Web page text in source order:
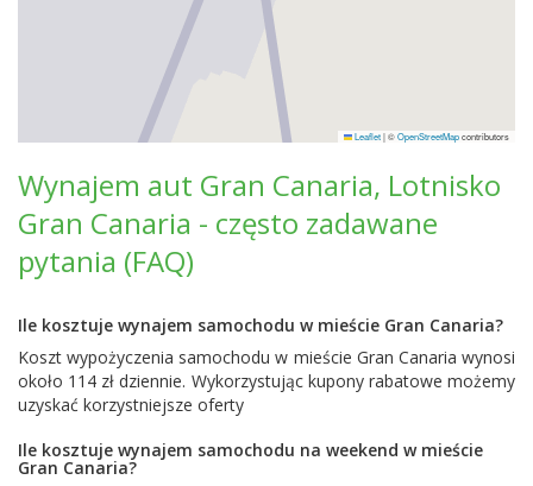
Leaflet|©OpenStreetMapcontributors
Wynajem aut Gran Canaria, Lotnisko
Gran Canaria - często zadawane
pytania (FAQ)
Ile kosztuje wynajem samochodu w mieście Gran Canaria?
Koszt wypożyczenia samochodu w mieście Gran Canaria wynosi
około 114 zł dziennie. Wykorzystując kupony rabatowe możemy
uzyskać korzystniejsze oferty
Ile kosztuje wynajem samochodu na weekend w mieście
Gran Canaria?